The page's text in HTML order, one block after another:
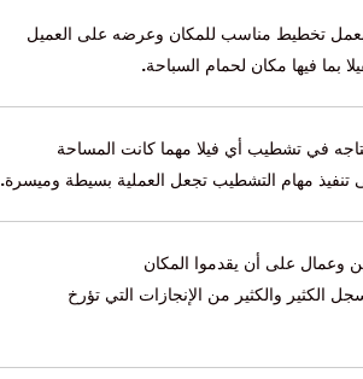
بعمل تخطيط مناسب للمكان وعرضه على العميل
بما فيها مكان لحمام السباحة.
في تشطيب أي فيلا مهما كانت المساحة
تنفيذ مهام التشطيب تجعل العملية بسيطة وميسرة.
على أن يقدموا المكان
الكثير والكثير من الإنجازات التي تؤرخ